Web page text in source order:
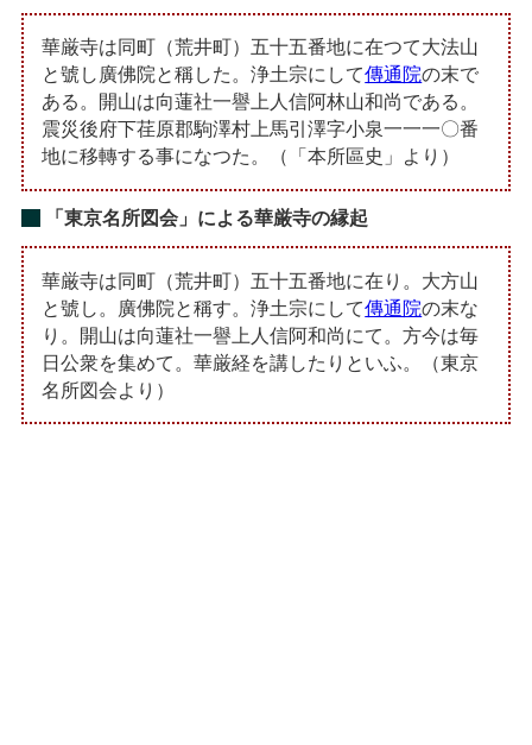
華厳寺は同町（荒井町）五十五番地に在つて大法山
と號し廣佛院と稱した。浄土宗にして傳通院の末で
ある。開山は向蓮社一譽上人信阿林山和尚である。
震災後府下荏原郡駒澤村上馬引澤字小泉一一一〇番
地に移轉する事になつた。（「本所區史」より）
「東京名所図会」による華厳寺の縁起
華厳寺は同町（荒井町）五十五番地に在り。大方山
と號し。廣佛院と稱す。浄土宗にして傳通院の末な
り。開山は向蓮社一譽上人信阿和尚にて。方今は毎
日公衆を集めて。華厳経を講したりといふ。（東京
名所図会より）